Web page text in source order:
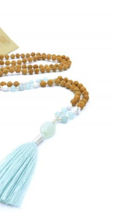
/ DETAILS